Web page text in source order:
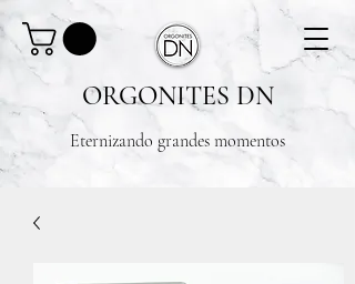
ORGONITES DN
Eternizando grandes momentos